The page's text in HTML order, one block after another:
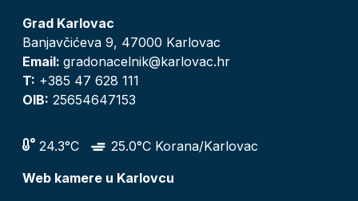
Grad Karlovac
Banjavčićeva 9, 47000 Karlovac
Email: gradonacelnik@karlovac.hr
T: +385 47 628 111
OIB: 25654647153
24.3°C
25.0°C Korana/Karlovac
Web kamere u Karlovcu